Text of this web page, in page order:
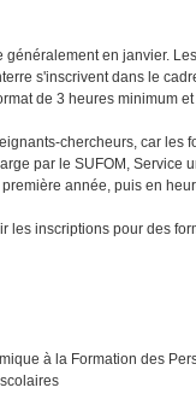
généralement en janvier.
s'inscrivent dans le
de 3 heures minimum
chercheurs, car les
par le SUFOM, Service
année, puis en
les inscriptions pour des
à la Formation des